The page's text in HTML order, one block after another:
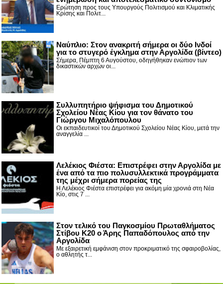
Ερώτηση προς τους Υπουργούς Πολιτισμού και Κλιματικής
Κρίσης και Πολιτ...
Nαύπλιο: Στον ανακριτή σήμερα οι δύο Ινδοί
για το στυγερό έγκλημα στην Αργολίδα (βίντεο)
Σήμερα, Πέμπτη 6 Αυγούστου, οδηγήθηκαν ενώπιον των
δικαστικών αρχών οι...
Συλλυπητήριο ψήφισμα του Δημοτικού
Σχολείου Νέας Κίου για τον θάνατο του
Γιώργου Μιχαλόπουλου
Οι εκπαιδευτικοί του Δημοτικού Σχολείου Νέας Κίου, μετά την
αναγγελία ...
Λελέκιος Φιέστα: Επιστρέφει στην Αργολίδα με
ένα από τα πιο πολυσυλλεκτικά προγράμματα
της μέχρι σήμερα πορείας της
Η Λελέκιος Φιέστα επιστρέφει για ακόμη μία χρονιά στη Νέα
Κίο, στις 7 ...
Στον τελικό του Παγκοσμίου Πρωταθλήματος
Στίβου Κ20 ο Άρης Παπαδόπουλος από την
Αργολίδα
Με εξαιρετική εμφάνιση στον προκριματικό της σφαιροβολίας,
ο αθλητής τ...